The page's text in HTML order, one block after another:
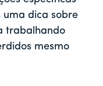
dica sobre
trabalhando
mesmo